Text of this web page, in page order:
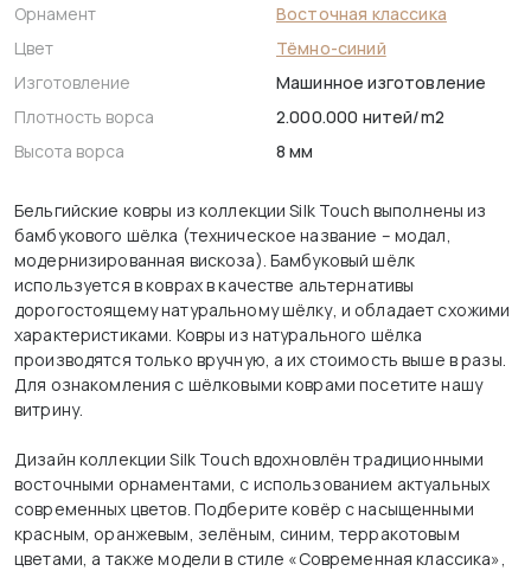
Орнамент
Восточная классика
Цвет
Тёмно-синий
Изготовление
Машинное изготовление
Плотность ворса
2.000.000 нитей/m2
Высота ворса
8 мм
Бельгийские ковры из коллекции Silk Touch выполнены из
бамбукового шёлка (техническое название – модал,
модернизированная вискоза). Бамбуковый шёлк
используется в коврах в качестве альтернативы
дорогостоящему натуральному шёлку, и обладает схожими
характеристиками. Ковры из натурального шёлка
производятся только вручную, а их стоимость выше в разы.
Для ознакомления с шёлковыми коврами посетите нашу
витрину.
Дизайн коллекции Silk Touch вдохновлён традиционными
восточными орнаментами, с использованием актуальных
современных цветов. Подберите ковёр с насыщенными
красным, оранжевым, зелёным, синим, терракотовым
цветами, а также модели в стиле «Современная классика»,